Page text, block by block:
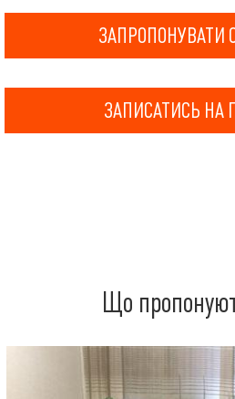
ЗАПРОПОНУВАТИ
ЗАПИСАТИСЬ НА
Що